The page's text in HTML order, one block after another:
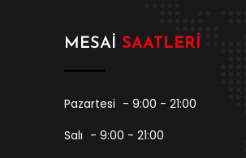
MESAI SAATLERI
Pazartesi - 9:00 - 21:00
Salı - 9:00 - 21:00